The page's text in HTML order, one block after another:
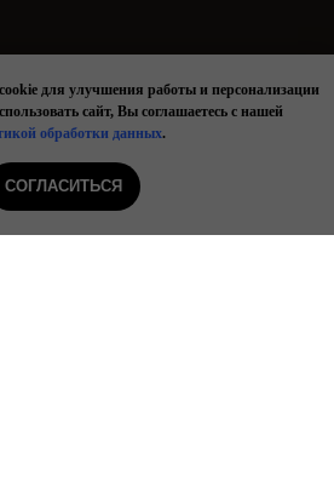
1235000008440
ИНН 5009134248
Политика конфиденциальности.
для улучшения работы и персонализации
сайт, Вы соглашаетесь с нашей
обработки данных.
СОГЛАСИТЬСЯ